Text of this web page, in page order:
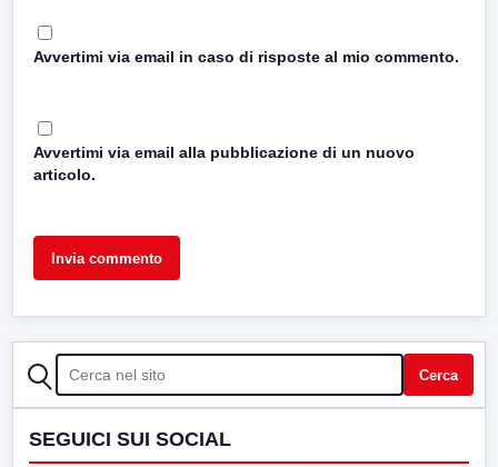
Avvertimi via email in caso di risposte al mio commento.
Avvertimi via email alla pubblicazione di un nuovo
articolo.
CERCA Cerca
SEGUICI SUI SOCIAL